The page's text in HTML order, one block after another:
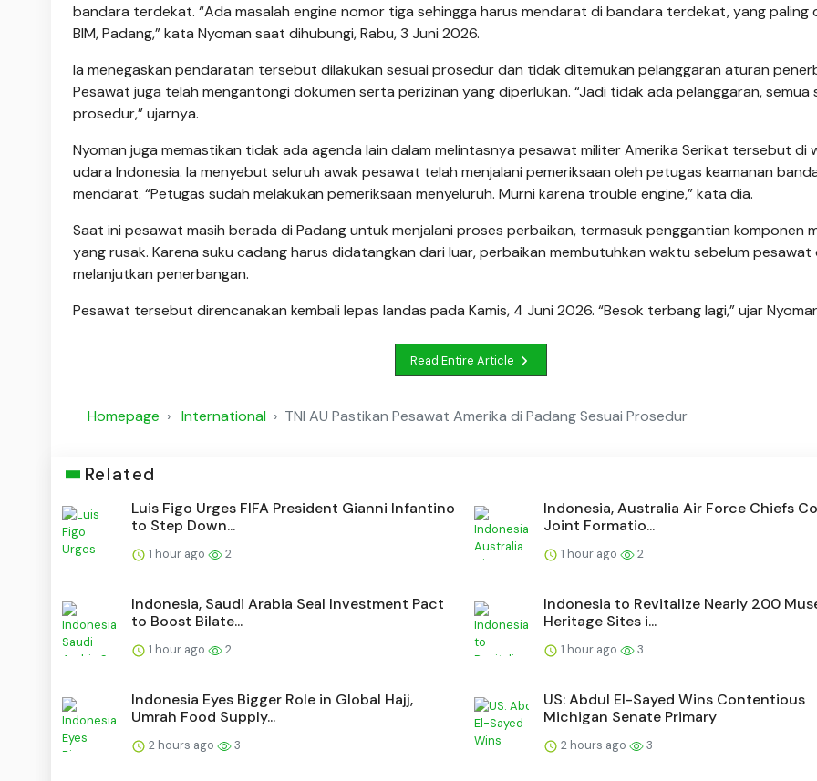
bandara terdekat. “Ada masalah engine nomor tiga sehingga harus mendarat di bandara terdekat, yang paling
BIM, Padang,” kata Nyoman saat dihubungi, Rabu, 3 Juni 2026.
Ia menegaskan pendaratan tersebut dilakukan sesuai prosedur dan tidak ditemukan pelanggaran aturan
Pesawat juga telah mengantongi dokumen serta perizinan yang diperlukan. “Jadi tidak ada pelanggaran, semua
prosedur,” ujarnya.
Nyoman juga memastikan tidak ada agenda lain dalam melintasnya pesawat militer Amerika Serikat tersebut di
udara Indonesia. Ia menyebut seluruh awak pesawat telah menjalani pemeriksaan oleh petugas keamanan
mendarat. “Petugas sudah melakukan pemeriksaan menyeluruh. Murni karena trouble engine,” kata dia.
Saat ini pesawat masih berada di Padang untuk menjalani proses perbaikan, termasuk penggantian komponen
yang rusak. Karena suku cadang harus didatangkan dari luar, perbaikan membutuhkan waktu sebelum
melanjutkan penerbangan.
Pesawat tersebut direncanakan kembali lepas landas pada Kamis, 4 Juni 2026. “Besok terbang lagi,” ujar
Read Entire Article
Homepage International TNI AU Pastikan Pesawat Amerika di Padang Sesuai Prosedur
Related
Luis Figo Urges FIFA President Gianni Infantino
to Step Down...
1 hour ago 2
Indonesia, Australia Air Force Chiefs
Joint Formatio...
1 hour ago 2
Indonesia, Saudi Arabia Seal Investment Pact
to Boost Bilate...
1 hour ago 2
Indonesia to Revitalize Nearly 200
Heritage Sites i...
1 hour ago 3
Indonesia Eyes Bigger Role in Global Hajj,
Umrah Food Supply...
2 hours ago 3
US: Abdul El-Sayed Wins Contentious
Michigan Senate Primary
2 hours ago 3